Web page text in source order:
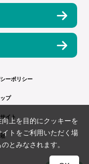
ーポリシー
プ
イト
上を目的にクッキーを
トをご利用いただく場
とみなされます。